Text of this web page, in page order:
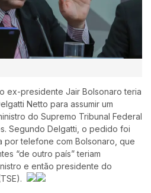
ex-presidente Jair Bolsonaro teria
Netto para assumir um
do Supremo Tribunal Federal
Segundo Delgatti, o pedido foi
por telefone com Bolsonaro, que
“de outro país” teriam
e então presidente do